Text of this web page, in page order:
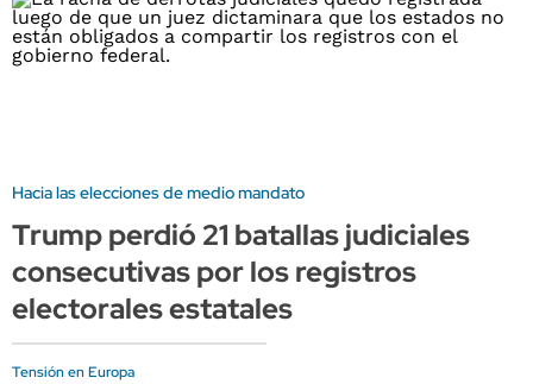
Hacia las elecciones de medio mandato
Trump perdió 21 batallas judiciales
consecutivas por los registros
electorales estatales
Tensión en Europa